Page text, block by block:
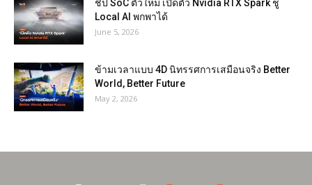
ชิป SoC ตัวใหม่ เปิดตัว Nvidia RTX Spark ชู
Local AI พกพาได้
June 5, 2026
ข้ามเวลาแบบ 4D นิทรรศการเสมือนจริง Better
World, Better Future
May 2, 2026